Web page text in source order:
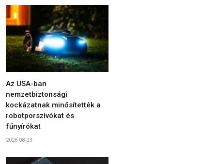
Az USA-ban
nemzetbiztonsági
kockázatnak minősítették a
robotporszívókat és
fűnyírókat
2026-08-03